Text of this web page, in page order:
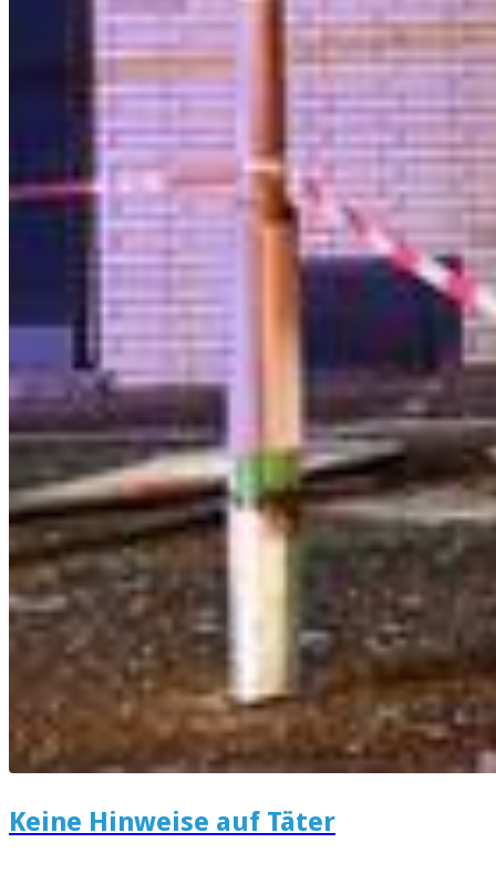
Keine Hinweise auf Täter